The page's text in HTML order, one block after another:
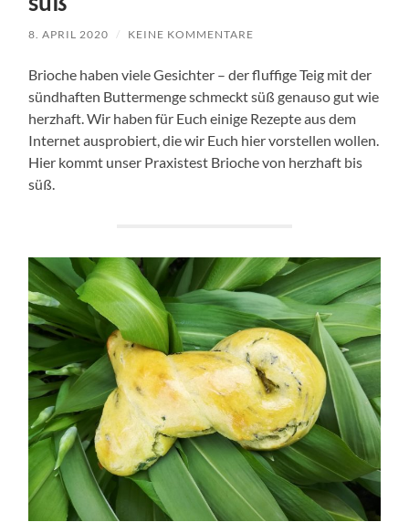
8. APRIL 2020 / KEINE KOMMENTARE
Brioche haben viele Gesichter – der fluffige Teig mit der
sündhaften Buttermenge schmeckt süß genauso gut wie
herzhaft. Wir haben für Euch einige Rezepte aus dem
Internet ausprobiert, die wir Euch hier vorstellen wollen.
Hier kommt unser Praxistest Brioche von herzhaft bis
süß.